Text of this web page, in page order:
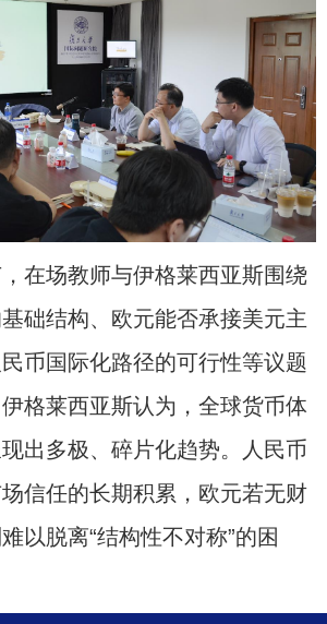
在场教师与伊格莱西亚斯围绕
础结构、欧元能否承接美元主
币国际化路径的可行性等议题
格莱西亚斯认为，全球货币体
出多极、碎片化趋势。人民币
信任的长期积累，欧元若无财
以脱离“结构性不对称”的困